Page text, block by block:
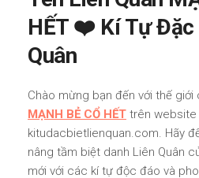
HẾT ❤️ Kí Tự Đặc
Quân
Chào mừng bạn đến với thế
MẠNH BẺ CỔ HẾT trên website
kitudacbietlienquan.com. Hãy
nâng tầm biệt danh Liên Quân
mới với các kí tự độc đáo và